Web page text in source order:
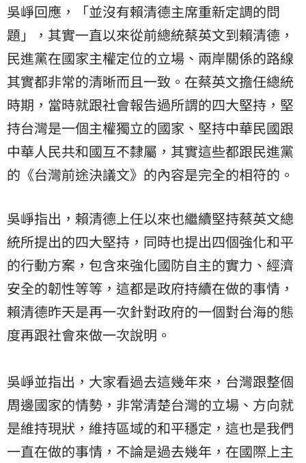
吳崢回應，「並沒有賴清德主席重新定調的問
題」，其實一直以來從前總統蔡英文到賴清德，
民進黨在國家主權定位的立場、兩岸關係的路線
其實都非常的清晰而且一致。在蔡英文擔任總統
時期，當時就跟社會報告過所謂的四大堅持，堅
持台灣是一個主權獨立的國家、堅持中華民國跟
中華人民共和國互不隸屬，其實這些都跟民進黨
的《台灣前途決議文》的內容是完全的相符的。
吳崢指出，賴清德上任以來也繼續堅持蔡英文總
統所提出的四大堅持，同時也提出四個強化和平
的行動方案，包含來強化國防自主的實力、經濟
安全的韌性等等，這都是政府持續在做的事情，
賴清德昨天是再一次針對政府的一個對台海的態
度再跟社會來做一次說明。
吳崢並指出，大家看過去這幾年來，台灣跟整個
周邊國家的情勢，非常清楚台灣的立場、方向就
是維持現狀，維持區域的和平穩定，這也是我們
一直在做的事情，不論是過去幾年，在國際上主